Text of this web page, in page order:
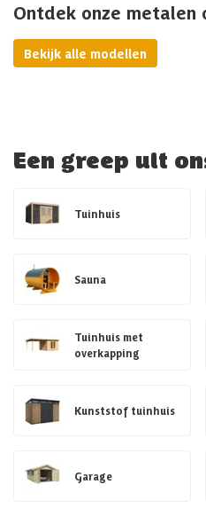
Ontdek onze metalen
Bekijk alle modellen
Een greep uit
Tuinhuis
Sauna
Tuinhuis met
overkapping
Kunststof tuinhuis
Garage